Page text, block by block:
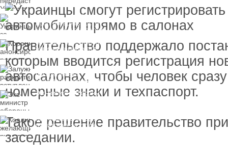
России
Украинцы за рубежом
могут потерять доступ
к госжилью и выплатам
Корецкий анонсировал
ревизию госбюджета
Залужный
раскритиковал
вступление Украины в
НАТО и предлагает
другие варианты
Экс-министр обороны
и бывший секретарь
должность
Коалиция желающих
рушится из-за ухода
двух главных
сторонников Украины
Правительство поддержало
которым вводится регистрация
автосалонах, чтобы человек
номерные знаки и техпаспорт.
Такое решение правительство
заседании.